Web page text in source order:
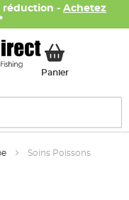
réduction - Achetez
PanierMon panier
Soins Poissons